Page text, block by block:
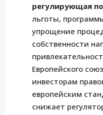
регулирующая
льготы,
упрощение
собственности
Европейского
инвесторам
европейским
снижает